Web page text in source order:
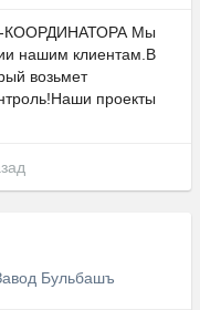
КООРДИНАТОРА Мы
нашим клиентам.В
возьмет
проекты
Бульбашъ